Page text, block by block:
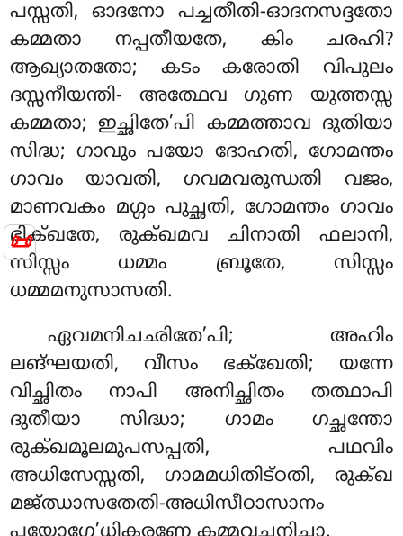
📜
പസ്സതി, ഓദനോ പച്ചതീതി-ഓദനസദ്ദതോ
കമ്മതാ നപ്പതീയതേ, കിം ചരഹി?
ആഖ്യാതതോ; കടം കരോതി വിപുലം
ദസ്സനീയന്തി- അത്ഥേവ ഗുണ യുത്തസ്സ
കമ്മതാ; ഇച്ഛിതേ’പി കമ്മത്താവ ദുതിയാ
സിദ്ധ; ഗാവും പയോ ദോഹതി, ഗോമന്തം
ഗാവം യാവതി, ഗവമവരുന്ധതി വജം,
മാണവകം മഗ്ഗം പുച്ഛതി, ഗോമന്തം ഗാവം
ഭിക്ഖതേ, രുക്ഖമവ ചിനാതി ഫലാനി,
സിസ്സം ധമ്മം ബ്രൂതേ, സിസ്സം
ധമ്മമനുസാസതി.
ഏവമനിചഛിതേ’പി; അഹിം
ലങ്ഘയതി, വീസം ഭക്ഖേതി; യന്നേ
വിച്ഛിതം നാപി അനിച്ഛിതം തത്ഥാപി
ദുതീയാ സിദ്ധാ; ഗാമം ഗച്ഛന്തോ
രുക്ഖമൂലമുപസപ്പതി, പഥവിം
അധിസേസ്സതി, ഗാമമധിതിട്ഠതി, രുക്ഖ
മജ്ഝാസതേതി-അധിസീഠാസാനം